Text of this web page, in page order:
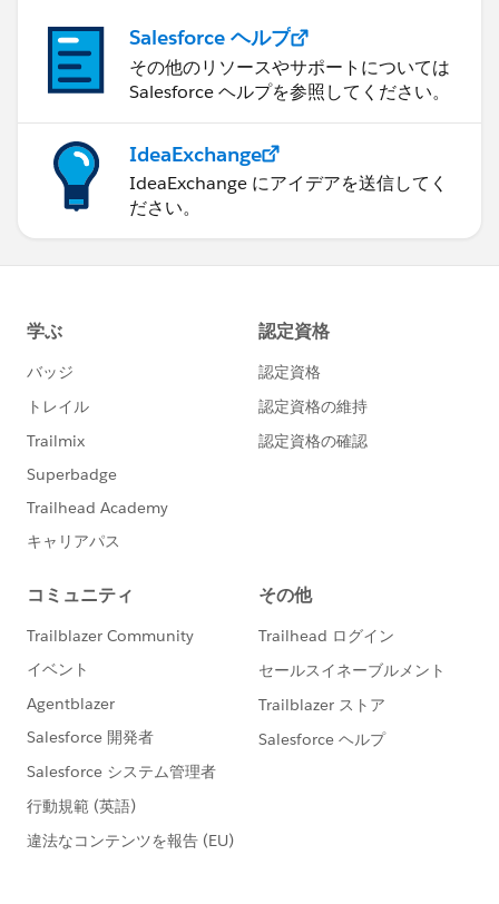
Salesforce ヘルプ
その他のリソースやサポートについては
Salesforce ヘルプを参照してください。
IdeaExchange
IdeaExchange にアイデアを送信してく
ださい。